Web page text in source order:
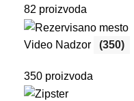
82 proizvoda
Video Nadzor (350)
350 proizvoda